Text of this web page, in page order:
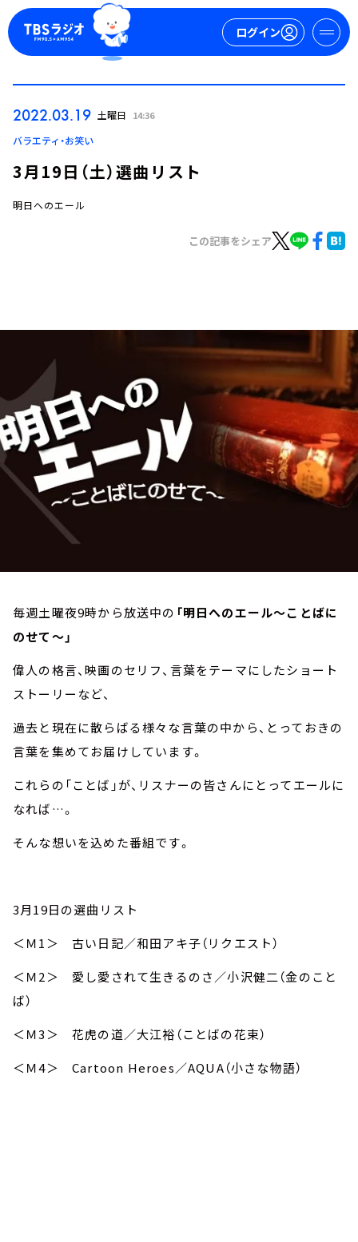
ログイン
ログイン
トピックス
お知らせ
イベント・グッズ
YouTube
会社情報
2022.03.19 土曜日 14:36
バラエティ・お笑い
3月19日（土）選曲リスト
明日へのエール
この記事をシェア
毎週土曜夜9時から放送中の 「明日へのエール～ことばに
のせて～」
偉人の格言、映画のセリフ、言葉をテーマにしたショート
ストーリーなど、
過去と現在に散らばる様々な言葉の中から、とっておきの
言葉を集めてお届けしています。
これらの「ことば」が、リスナーの皆さんにとってエールに
なれば…。
そんな想いを込めた番組です。
3月19日の選曲リスト
＜Ｍ1＞ 古い日記／和田アキ子（リクエスト）
＜Ｍ2＞ 愛し愛されて生きるのさ／小沢健二（金のこと
ば）
＜Ｍ3＞ 花虎の道／大江裕（ことばの花束）
＜Ｍ4＞ Cartoon Heroes／AQUA（小さな物語）